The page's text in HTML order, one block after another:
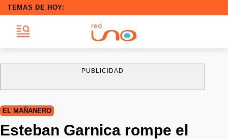
TEMAS DE HOY:
PUBLICIDAD
EL MAÑANERO
Esteban Garnica rompe el